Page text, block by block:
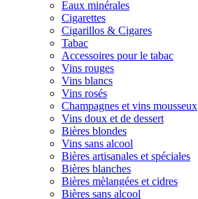
Eaux minérales
Cigarettes
Cigarillos & Cigares
Tabac
Accessoires pour le tabac
Vins rouges
Vins blancs
Vins rosés
Champagnes et vins mousseux
Vins doux et de dessert
Bières blondes
Vins sans alcool
Bières artisanales et spéciales
Bières blanches
Bières mèlangées et cidres
Bières sans alcool